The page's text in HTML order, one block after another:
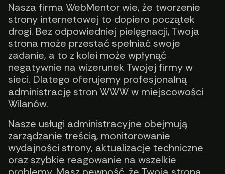
Nasza firma WebMentor wie, że tworzenie
strony internetowej to dopiero początek
drogi. Bez odpowiedniej pielęgnacji, Twoja
strona może przestać spełniać swoje
zadanie, a to z kolei może wpłynąć
negatywnie na wizerunek Twojej firmy w
sieci. Dlatego oferujemy profesjonalną
administrację stron WWW w miejscowości
Wilanów.
Nasze usługi administracyjne obejmują
zarządzanie treścią, monitorowanie
wydajności strony, aktualizacje techniczne
oraz szybkie reagowanie na wszelkie